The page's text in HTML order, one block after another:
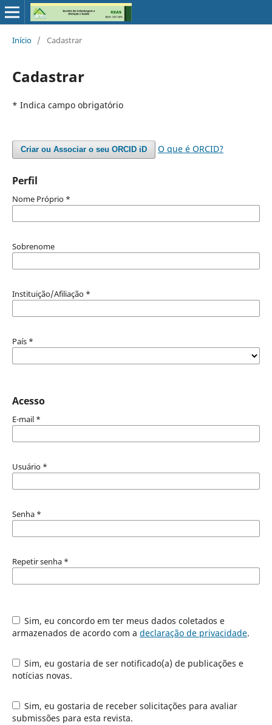
Início / Cadastrar
Cadastrar
* Indica campo obrigatório
Criar ou Associar o seu ORCID iD O que é ORCID?
Perfil
Nome Próprio *
Sobrenome
Instituição/Afiliação *
País *
Acesso
E-mail *
Usuário *
Senha *
Repetir senha *
Sim, eu concordo em ter meus dados coletados e
armazenados de acordo com a declaração de privacidade.
Sim, eu gostaria de ser notificado(a) de publicações e
notícias novas.
Sim, eu gostaria de receber solicitações para avaliar
submissões para esta revista.